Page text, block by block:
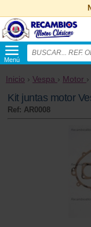
Menú
Inicio › Vespa › Motor ›
Kit juntas motor
Ref: AR0008